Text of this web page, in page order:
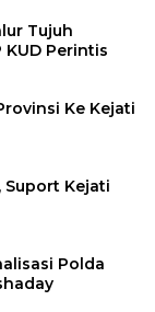
Tujuh
Perintis
Ke Kejati
Suport Kejati
Polda